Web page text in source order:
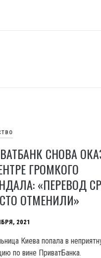
СНОВА
ГРОМКОГО
«ПЕРЕВОД
ОТМЕНИЛИ»
2021
Киева попала в
по вине ПриватБанка.